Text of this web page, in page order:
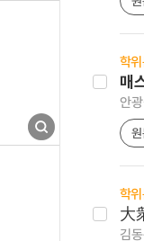
학
매
안
학
大
김